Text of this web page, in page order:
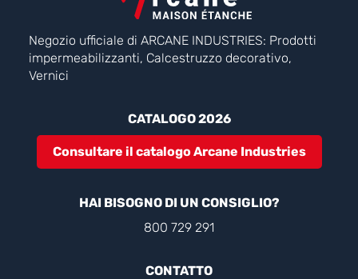
Negozio ufficiale di ARCANE INDUSTRIES: Prodotti
impermeabilizzanti, Calcestruzzo decorativo,
Vernici
CATALOGO 2026
Consultare il catalogo Arcane Industries
HAI BISOGNO DI UN CONSIGLIO?
800 729 291
CONTATTO